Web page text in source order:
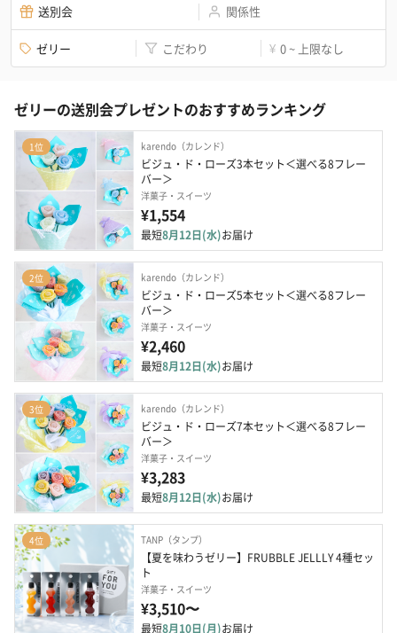
送別会 関係性
ゼリー こだわり ¥ 0 ~ 上限なし
ゼリーの送別会プレゼントのおすすめランキング
1位 karendo（カレンド）
ビジュ・ド・ローズ3本セット＜選べる8フレー
バー＞
洋菓子・スイーツ
¥1,554
最短8月12日(水)お届け
2位 karendo（カレンド）
ビジュ・ド・ローズ5本セット＜選べる8フレー
バー＞
洋菓子・スイーツ
¥2,460
最短8月12日(水)お届け
3位 karendo（カレンド）
ビジュ・ド・ローズ7本セット＜選べる8フレー
バー＞
洋菓子・スイーツ
¥3,283
最短8月12日(水)お届け
4位 TANP（タンプ）
【夏を味わうゼリー】FRUBBLE JELLLY 4種セッ
ト
洋菓子・スイーツ
¥3,510〜
最短8月10日(月)お届け